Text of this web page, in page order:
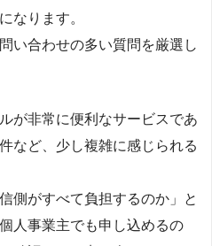
なります。
い合わせの多い質問を厳選し
が非常に便利なサービスであ
など、少し複雑に感じられる
側がすべて負担するのか」と
人事業主でも申し込めるの